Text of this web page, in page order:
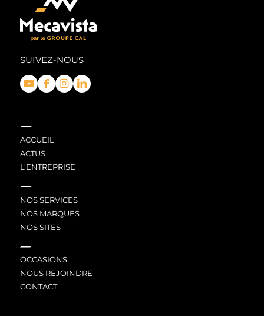
SUIVEZ-NOUS
ACCUEIL
ACTUS
L’ENTREPRISE
NOS SERVICES
NOS MARQUES
NOS SITES
OCCASIONS
NOUS REJOINDRE
CONTACT